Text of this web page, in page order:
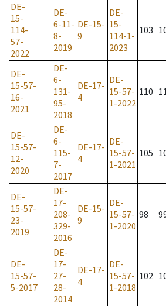
DE-
15-
114-
57-
2022
DE-
6-11-
8-
2019
DE-15-
9
DE-
15-
114-1-
2023
103
DE-
15-57-
16-
2021
DE-
6-
131-
95-
2018
DE-17-
4
DE-
15-57-
1-2022
110
DE-
15-57-
12-
2020
DE-
6-
115-
7-
2017
DE-17-
4
DE-
15-57-
1-2021
105
DE-
15-57-
23-
2019
DE-
17-
208-
329-
2016
DE-15-
9
DE-
15-57-
1-2020
98
DE-
15-57-
5-2017
DE-
17-
27-
28-
2014
DE-17-
4
DE-
15-57-
1-2018
102